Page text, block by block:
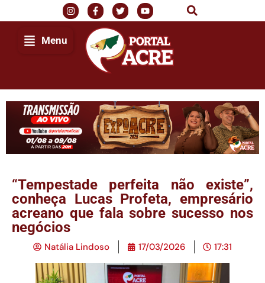
Menu
“Tempestade perfeita não existe”,
conheça Lucas Profeta, empresário
acreano que fala sobre sucesso nos
negócios
Natália Lindoso 17/03/2026 17:31